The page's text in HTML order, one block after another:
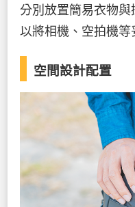
分別放置簡易衣物
以將相機、空拍機等
空間設計配置